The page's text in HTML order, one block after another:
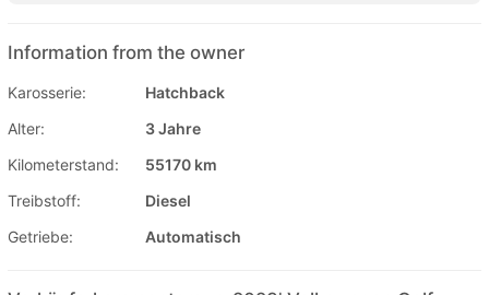
Information from the owner
Karosserie:
Hatchback
Alter:
3 Jahre
Kilometerstand:
55170 km
Treibstoff:
Diesel
Getriebe:
Automatisch